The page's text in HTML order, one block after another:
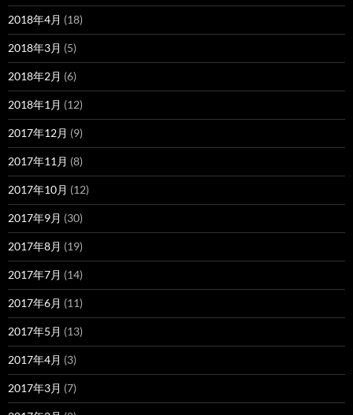
2018年4月 (18)
2018年3月 (5)
2018年2月 (6)
2018年1月 (12)
2017年12月 (9)
2017年11月 (8)
2017年10月 (12)
2017年9月 (30)
2017年8月 (19)
2017年7月 (14)
2017年6月 (11)
2017年5月 (13)
2017年4月 (3)
2017年3月 (7)